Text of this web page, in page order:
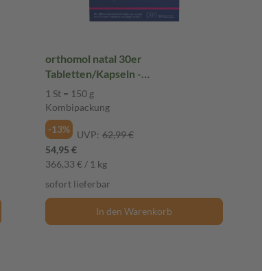
orthomol natal 30er
Tabletten/Kapseln -
Mikronährstoffe
1 St = 150 g
Kombipackung
-13%
UVP: 62,99 €
54,95 €
366,33 € / 1 kg
sofort lieferbar
In den Warenkorb